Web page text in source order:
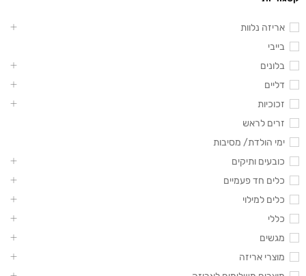
אריזה נלוות
בייבי
בלונים
דליים
זכוכיות
זרים לראש
ימי הולדת/ מסיבות
כובעים ותיקים
כלים חד פעמיים
כלים למילוי
כללי
מגשים
מוצרי אריזה